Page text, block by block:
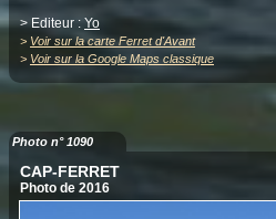
> Editeur : Yo
> Voir sur la carte Ferret d'Avant
> Voir sur la Google Maps classique
Photo n° 1090
CAP-FERRET
Photo de 2016